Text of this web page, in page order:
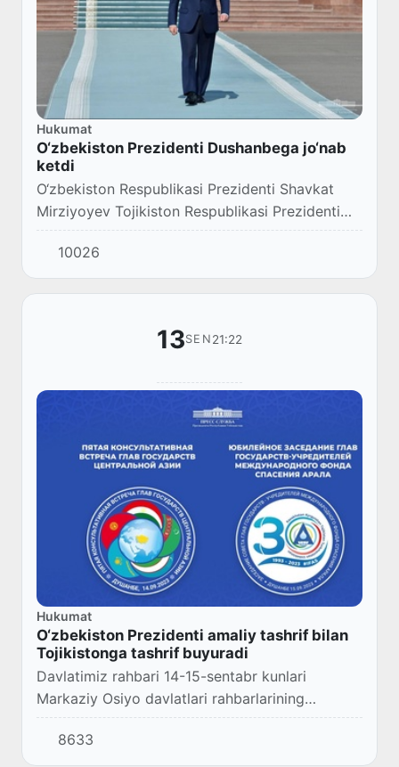
Hukumat
O‘zbekiston Prezidenti Dushanbega jo‘nab
ketdi
O‘zbekiston Respublikasi Prezidenti Shavkat
Mirziyoyev Tojikiston Respublikasi Prezidenti
Emomali Rahmonning taklifiga binoan 14-
sentabr kuni amaliy tashrif bilan ushbu
mamlakatga...
10026
13SEN 21:22
Hukumat
O‘zbekiston Prezidenti amaliy tashrif bilan
Tojikistonga tashrif buyuradi
Davlatimiz rahbari 14-15-sentabr kunlari
Markaziy Osiyo davlatlari rahbarlarining
Maslahat uchrashuvi va Orolni qutqarish xalqaro
jamg‘armasi sammitida ishtirok etish uchun
8633